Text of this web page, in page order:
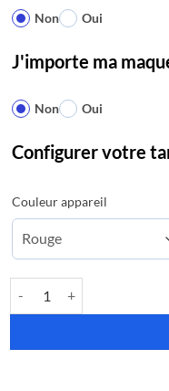
Non
Oui
J'importe ma
Non Oui
Configurer votre
Couleur appareil